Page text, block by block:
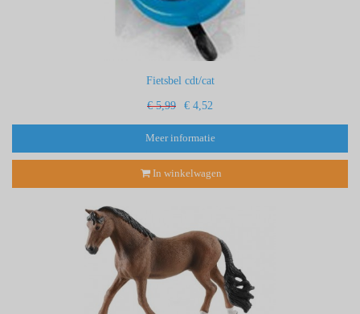
Fietsbel cdt/cat
€ 5,99 € 4,52
Meer informatie
In winkelwagen